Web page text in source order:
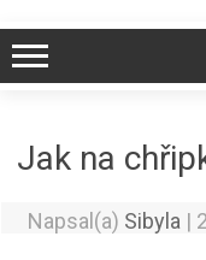
Jak na
Napsal(a) Sibyla |